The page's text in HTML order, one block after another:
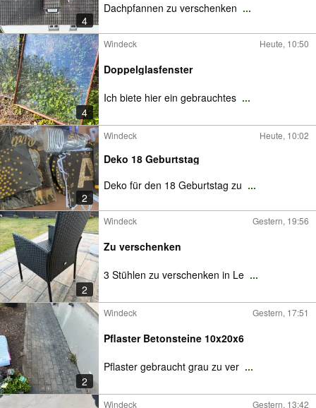
4
Dachpfannen zu verschenken ...
4
Windeck Heute, 10:50
Doppelglasfenster
Ich biete hier ein gebrauchtes ...
2
Windeck Heute, 10:02
Deko 18 Geburtstag
Deko für den 18 Geburtstag zu ...
2
Windeck Gestern, 19:56
Zu verschenken
3 Stühlen zu verschenken in Le ...
2
Windeck Gestern, 17:51
Pflaster Betonsteine 10x20x6
Pflaster gebraucht grau zu ver ...
Windeck Gestern, 13:42